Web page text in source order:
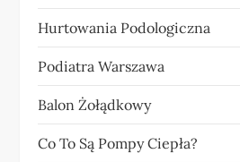
Hurtowania Podologiczna
Podiatra Warszawa
Balon Żołądkowy
Co To Są Pompy Ciepła?